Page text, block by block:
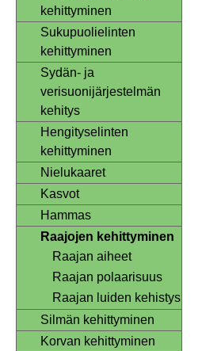
kehittyminen
Sukupuolielinten
kehittyminen
Sydän- ja
verisuonijärjestelmän
kehitys
Hengityselinten
kehittyminen
Nielukaaret
Kasvot
Hammas
Raajojen kehittyminen
Raajan aiheet
Raajan polaarisuus
Raajan luiden kehistys
Silmän kehittyminen
Korvan kehittyminen